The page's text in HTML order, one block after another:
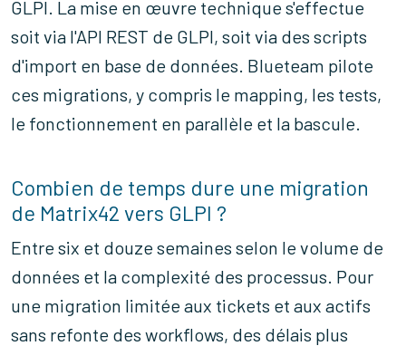
GLPI. La mise en œuvre technique s'effectue
soit via l'API REST de GLPI, soit via des scripts
d'import en base de données. Blueteam pilote
ces migrations, y compris le mapping, les tests,
le fonctionnement en parallèle et la bascule.
Combien de temps dure une migration
de Matrix42 vers GLPI ?
Entre six et douze semaines selon le volume de
données et la complexité des processus. Pour
une migration limitée aux tickets et aux actifs
sans refonte des workflows, des délais plus